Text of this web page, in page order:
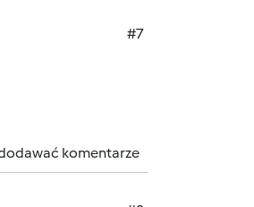
#7
komentarze